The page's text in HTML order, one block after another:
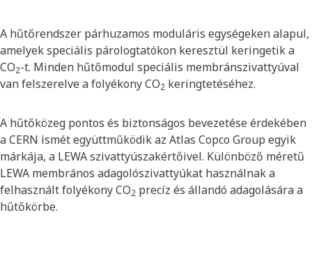
A hűtőrendszer párhuzamos moduláris egységeken alapul,
amelyek speciális párologtatókon keresztül keringetik a
CO2-t. Minden hűtőmodul speciális membránszivattyúval
van felszerelve a folyékony CO2 keringtetéséhez.
A hűtőközeg pontos és biztonságos bevezetése érdekében
a CERN ismét együttműködik az Atlas Copco Group egyik
márkája, a LEWA szivattyúszakértőivel. Különböző méretű
LEWA membrános adagolószivattyúkat használnak a
felhasznált folyékony CO2 precíz és állandó adagolására a
hűtőkörbe.